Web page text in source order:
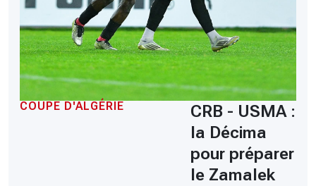
COUPE D'ALGÉRIE
CRB - USMA :
la Décima
pour préparer
le Zamalek